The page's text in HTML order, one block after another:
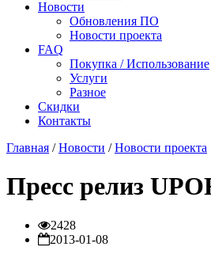
Новости
Обновления ПО
Новости проекта
FAQ
Покупка / Использование
Услуги
Разное
Скидки
Контакты
Главная /Новости /Новости проекта
Пресс релиз
2428
2013-01-08